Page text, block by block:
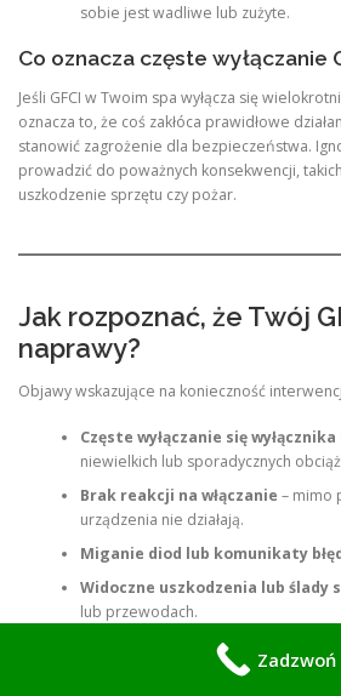
sobie jest wadliwe lub zużyte.
Co oznacza częste wyłączanie
Jeśli GFCI w Twoim spa wyłącza się
oznacza to, że coś zakłóca prawidłowe
stanowić zagrożenie dla bezpieczeństwa.
prowadzić do poważnych konsekwencji,
uszkodzenie sprzętu czy pożar.
Jak rozpoznać, że Twój
naprawy?
Objawy wskazujące na konieczność
Częste wyłączanie się wyłącznika
niewielkich lub sporadycznych
Brak reakcji na włączanie – mimo
urządzenia nie działają.
Miganie diod lub komunikaty
Widoczne uszkodzenia lub ślady
lub przewodach.
lub migotanie
Podczas prób wyzwolenia
Zadzwoń